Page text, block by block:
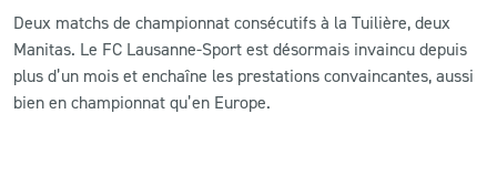
Deux matchs de championnat consécutifs à la Tuilière, deux
Manitas. Le FC Lausanne-Sport est désormais invaincu depuis
plus d’un mois et enchaîne les prestations convaincantes, aussi
bien en championnat qu’en Europe.